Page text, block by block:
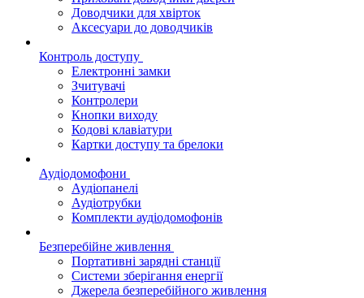
Доводчики для хвірток
Аксесуари до доводчиків
Контроль доступу
Електронні замки
Зчитувачі
Контролери
Кнопки виходу
Кодові клавіатури
Картки доступу та брелоки
Аудіодомофони
Аудіопанелі
Аудіотрубки
Комплекти аудіодомофонів
Безперебійне живлення
Портативні зарядні станції
Системи зберігання енергії
Джерела безперебійного живлення